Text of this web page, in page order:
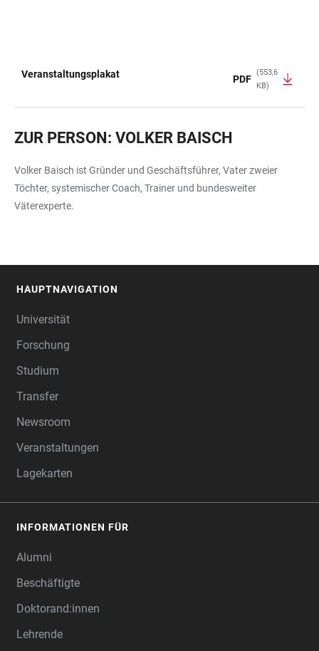
Veranstaltungsplakat PDF
(553,6
KB)
ZUR PERSON: VOLKER BAISCH
Volker Baisch ist Gründer und Geschäftsführer, Vater zweier
Töchter, systemischer Coach, Trainer und bundesweiter
Väterexperte.
HAUPTNAVIGATION
Universität
Forschung
Studium
Transfer
Newsroom
Veranstaltungen
Lagekarten
INFORMATIONEN FÜR
Alumni
Beschäftigte
Doktorand:innen
Lehrende